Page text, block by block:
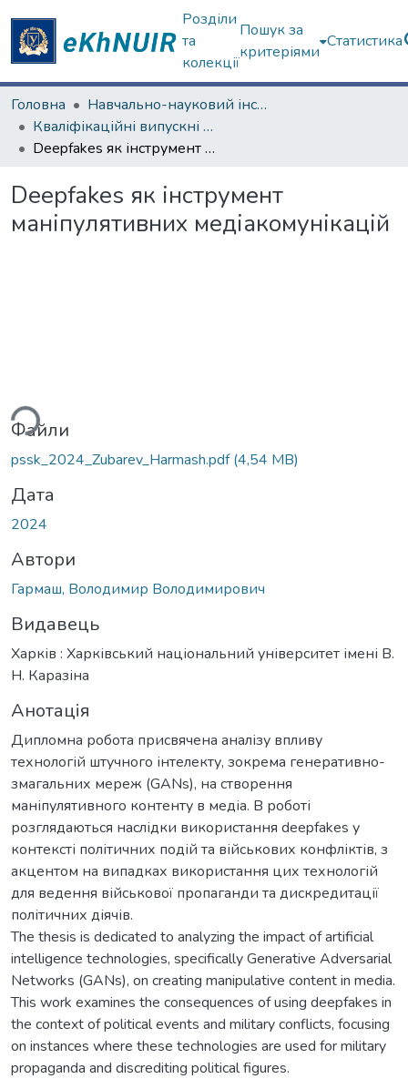
Розділи
та
колекції
Пошук за
критеріями
Статистика
Головна
Навчально-науковий інститут соціології та медіакомунікацій
Кваліфікаційні випускні роботи бакалаврів. Навчально-науковий інститут соціології та медіакомунікацій
Deepfakes як інструмент маніпулятивних медіакомунікацій
Deepfakes як інструмент
маніпулятивних медіакомунікацій
Файли
pssk_2024_Zubarev_Harmash.pdf(4,54 MB)
Дата
2024
Автори
Гармаш, Володимир Володимирович
Видавець
Харків : Харківський національний університет імені В.
Н. Каразіна
Анотація
Дипломна робота присвячена аналізу впливу
технологій штучного інтелекту, зокрема генеративно-
змагальних мереж (GANs), на створення
маніпулятивного контенту в медіа. В роботі
розглядаються наслідки використання deepfakes у
контексті політичних подій та військових конфліктів, з
акцентом на випадках використання цих технологій
для ведення військової пропаганди та дискредитації
політичних діячів.
The thesis is dedicated to analyzing the impact of artificial
intelligence technologies, specifically Generative Adversarial
Networks (GANs), on creating manipulative content in media.
This work examines the consequences of using deepfakes in
the context of political events and military conflicts, focusing
on instances where these technologies are used for military
propaganda and discrediting political figures.